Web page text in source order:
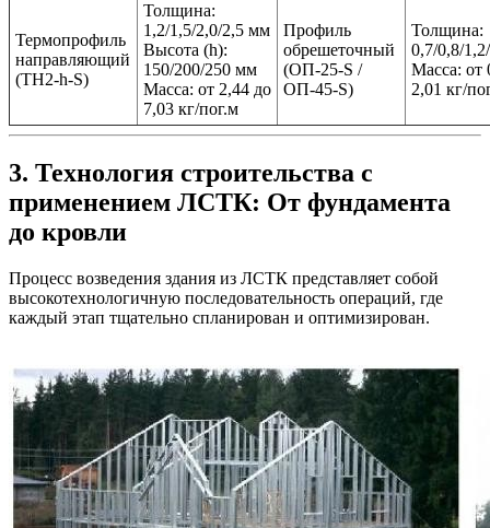
Термопрофиль
направляющий
(ТН2-h-S)
Толщина:
1,2/1,5/2,0/2,5 мм
Высота (h):
150/200/250 мм
Масса: от 2,44 до
7,03 кг/пог.м
Профиль
обрешеточный
(ОП-25-S /
ОП-45-S)
Толщина:
0,7/0,8/
Масса: от
2,01 кг/
3. Технология строительства с
применением ЛСТК: От фундамента
до кровли
Процесс возведения здания из ЛСТК представляет собой
высокотехнологичную последовательность операций, где
каждый этап тщательно спланирован и оптимизирован.